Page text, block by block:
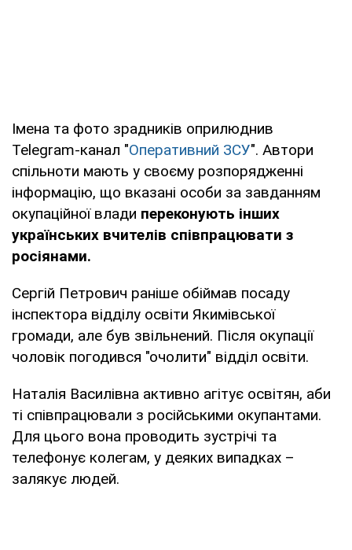
Імена та фото зрадників оприлюднив
Telegram-канал "Оперативний ЗСУ". Автори
спільноти мають у своєму розпорядженні
інформацію, що вказані особи за завданням
окупаційної влади переконують інших
українських вчителів співпрацювати з
росіянами.
Сергій Петрович раніше обіймав посаду
інспектора відділу освіти Якимівської
громади, але був звільнений. Після окупації
чоловік погодився "очолити" відділ освіти.
Наталія Василівна активно агітує освітян, аби
ті співпрацювали з російськими окупантами.
Для цього вона проводить зустрічі та
телефонує колегам, у деяких випадках –
залякує людей.